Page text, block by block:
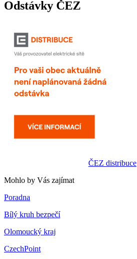
Odstávky ČEZ
ČEZ distribuce
Mohlo by Vás zajímat
Poradna
Bílý kruh bezpečí
Olomoucký kraj
CzechPoint